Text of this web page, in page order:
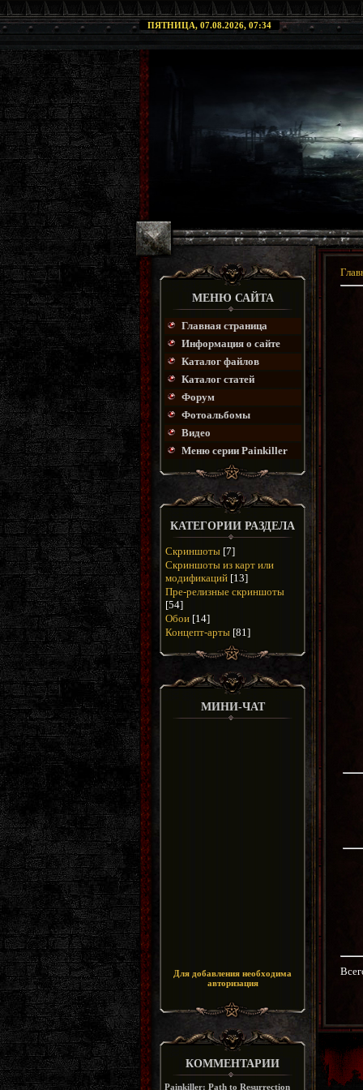
ПЯТНИЦА, 07.08.2026, 07:34
МЕНЮ САЙТА
Главная страница
Информация о сайте
Каталог файлов
Каталог статей
Форум
Фотоальбомы
Видео
Меню серии Painkiller
КАТЕГОРИИ РАЗДЕЛА
Скриншоты [7]
Скриншоты из карт или
модификаций [13]
Пре-релизные скриншоты
[54]
Обои [14]
Концепт-арты [81]
МИНИ-ЧАТ
Для добавления необходима
авторизация
КОММЕНТАРИИ
Painkiller: Path to Resurrection